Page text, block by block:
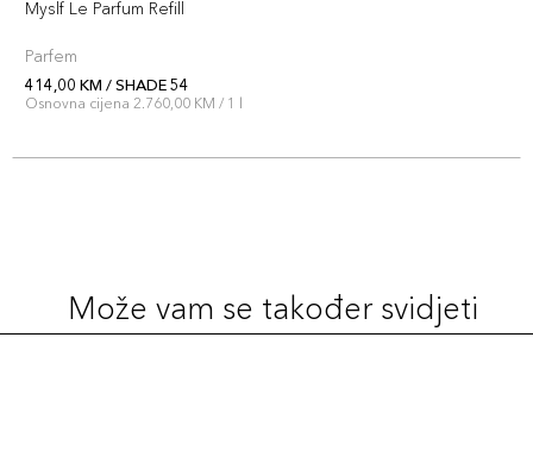
Myslf Le Parfum Refill
Parfem
414,00 KM / SHADE 54
Osnovna cijena 2.760,00 KM / 1 l
Može vam se također svidjeti